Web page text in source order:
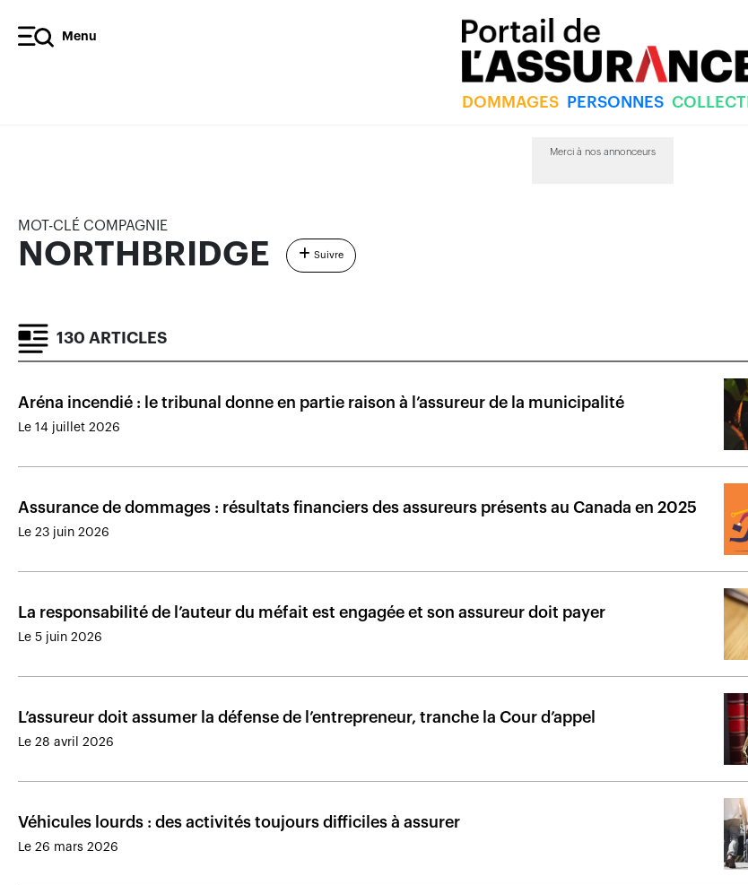
Menu
DOMMAGES PERSONNES
Merci à nos annonceurs
MOT-CLÉ COMPAGNIE
NORTHBRIDGE Suivre
130 ARTICLES
Aréna incendié : le tribunal donne en partie raison à l’assureur de la municipalité
Le 14 juillet 2026
Assurance de dommages : résultats financiers des assureurs présents au Canada en 2025
Le 23 juin 2026
La responsabilité de l’auteur du méfait est engagée et son assureur doit payer
Le 5 juin 2026
L’assureur doit assumer la défense de l’entrepreneur, tranche la Cour d’appel
Le 28 avril 2026
Véhicules lourds : des activités toujours difficiles à assurer
Le 26 mars 2026